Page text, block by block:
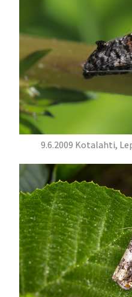
9.6.2009 Kotalahti,